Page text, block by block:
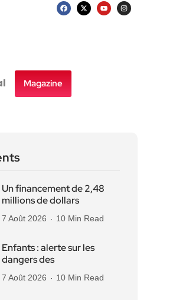
Magazine
Un financement de 2,48
millions de dollars
7 Août 2026 10 Min Read
Enfants : alerte sur les
dangers des
7 Août 2026 10 Min Read